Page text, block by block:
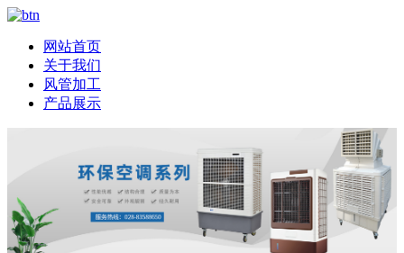
网站首页
关于我们
风管加工
产品展示